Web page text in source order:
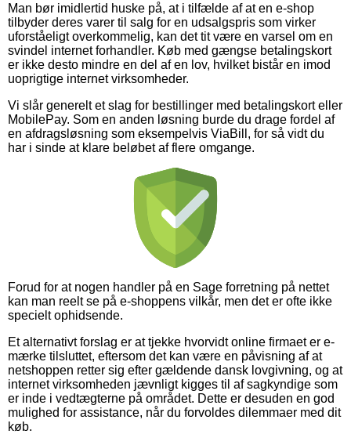
Man bør imidlertid huske på, at i tilfælde af at en e-shop
tilbyder deres varer til salg for en udsalgspris som virker
uforståeligt overkommelig, kan det tit være en varsel om en
svindel internet forhandler. Køb med gængse betalingskort
er ikke desto mindre en del af en lov, hvilket bistår en imod
uoprigtige internet virksomheder.
Vi slår generelt et slag for bestillinger med betalingskort eller
MobilePay. Som en anden løsning burde du drage fordel af
en afdragsløsning som eksempelvis ViaBill, for så vidt du
har i sinde at klare beløbet af flere omgange.
Forud for at nogen handler på en Sage forretning på nettet
kan man reelt se på e-shoppens vilkår, men det er ofte ikke
specielt ophidsende.
Et alternativt forslag er at tjekke hvorvidt online firmaet er e-
mærke tilsluttet, eftersom det kan være en påvisning af at
netshoppen retter sig efter gældende dansk lovgivning, og at
internet virksomheden jævnligt kigges til af sagkyndige som
er inde i vedtægterne på området. Dette er desuden en god
mulighed for assistance, når du forvoldes dilemmaer med dit
køb.